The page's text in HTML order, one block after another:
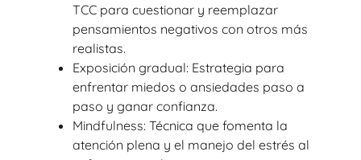
TCC para cuestionar y reemplazar
pensamientos negativos con otros más
realistas.
Exposición gradual: Estrategia para
enfrentar miedos o ansiedades paso a
paso y ganar confianza.
Mindfulness: Técnica que fomenta la
atención plena y el manejo del estrés al